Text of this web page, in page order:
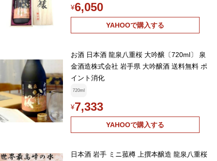
¥6,050
YAHOOで購入する
お酒 日本酒 龍泉八重桜 大吟醸〔720ml〕 泉
金酒造株式会社 岩手県 大吟醸酒 送料無料 ポ
イント消化
720ml
¥7,333
YAHOOで購入する
日本酒 岩手 ミニ菰樽 上撰本醸造 龍泉八重桜